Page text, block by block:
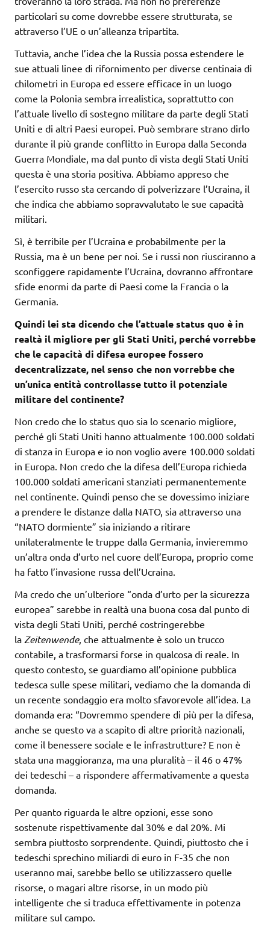
particolari su come dovrebbe essere strutturata, se
attraverso l’UE o un’alleanza tripartita.
Tuttavia, anche l’idea che la Russia possa estendere le
sue attuali linee di rifornimento per diverse centinaia di
chilometri in Europa ed essere efficace in un luogo
come la Polonia sembra irrealistica, soprattutto con
l’attuale livello di sostegno militare da parte degli Stati
Uniti e di altri Paesi europei. Può sembrare strano dirlo
durante il più grande conflitto in Europa dalla Seconda
Guerra Mondiale, ma dal punto di vista degli Stati Uniti
questa è una storia positiva. Abbiamo appreso che
l’esercito russo sta cercando di polverizzare l’Ucraina, il
che indica che abbiamo sopravvalutato le sue capacità
militari.
Sì, è terribile per l’Ucraina e probabilmente per la
Russia, ma è un bene per noi. Se i russi non riusciranno a
sconfiggere rapidamente l’Ucraina, dovranno affrontare
sfide enormi da parte di Paesi come la Francia o la
Germania.
Quindi lei sta dicendo che l’attuale status quo è in
realtà il migliore per gli Stati Uniti, perché vorrebbe
che le capacità di difesa europee fossero
decentralizzate, nel senso che non vorrebbe che
un’unica entità controllasse tutto il potenziale
militare del continente?
Non credo che lo status quo sia lo scenario migliore,
perché gli Stati Uniti hanno attualmente 100.000 soldati
di stanza in Europa e io non voglio avere 100.000 soldati
in Europa. Non credo che la difesa dell’Europa richieda
100.000 soldati americani stanziati permanentemente
nel continente. Quindi penso che se dovessimo iniziare
a prendere le distanze dalla NATO, sia attraverso una
“NATO dormiente” sia iniziando a ritirare
unilateralmente le truppe dalla Germania, invieremmo
un’altra onda d’urto nel cuore dell’Europa, proprio come
ha fatto l’invasione russa dell’Ucraina.
Ma credo che un’ulteriore “onda d’urto per la sicurezza
europea” sarebbe in realtà una buona cosa dal punto di
vista degli Stati Uniti, perché costringerebbe
la Zeitenwende, che attualmente è solo un trucco
contabile, a trasformarsi forse in qualcosa di reale. In
questo contesto, se guardiamo all’opinione pubblica
tedesca sulle spese militari, vediamo che la domanda di
un recente sondaggio era molto sfavorevole all’idea. La
domanda era: “Dovremmo spendere di più per la difesa,
anche se questo va a scapito di altre priorità nazionali,
come il benessere sociale e le infrastrutture? E non è
stata una maggioranza, ma una pluralità – il 46 o 47%
dei tedeschi – a rispondere affermativamente a questa
domanda.
Per quanto riguarda le altre opzioni, esse sono
sostenute rispettivamente dal 30% e dal 20%. Mi
sembra piuttosto sorprendente. Quindi, piuttosto che i
tedeschi sprechino miliardi di euro in F-35 che non
useranno mai, sarebbe bello se utilizzassero quelle
risorse, o magari altre risorse, in un modo più
intelligente che si traduca effettivamente in potenza
militare sul campo.